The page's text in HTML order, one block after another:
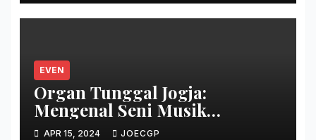
EVEN
Organ Tunggal Jogja:
Mengenal Seni Musik
Tradisional Yogyakarta
APR 15, 2024 JOECGP